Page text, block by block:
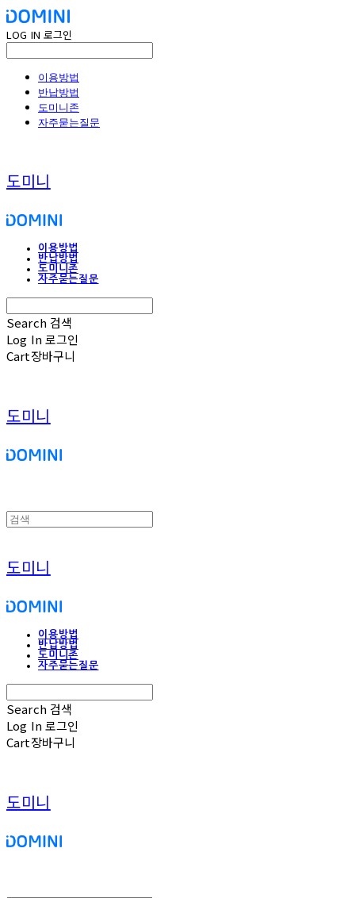
LOG IN 로그인
이용방법
반납방법
도미니존
자주묻는질문
도미니
이용방법
반납방법
도미니존
자주묻는질문
Search 검색
Log In로그인
Cart장바구니
도미니
도미니
이용방법
반납방법
도미니존
자주묻는질문
Search 검색
Log In로그인
Cart장바구니
도미니